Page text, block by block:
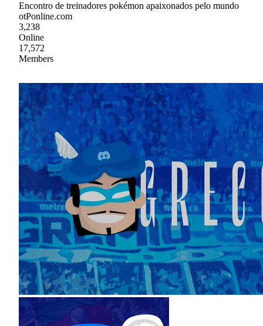
Encontro de treinadores pokémon apaixonados pelo mundo
otPonline.com
3,238
Online
17,572
Members